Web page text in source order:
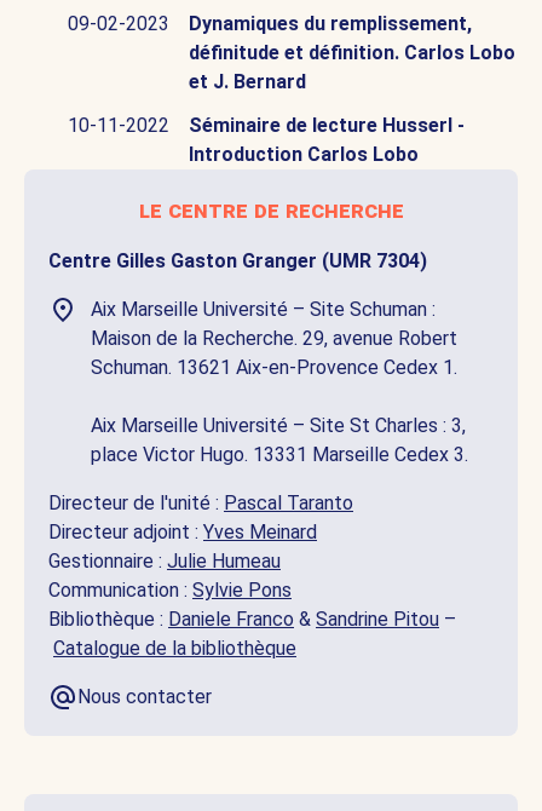
09-02-2023
Dynamiques du remplissement,
définitude et définition. Carlos Lobo
et J. Bernard
10-11-2022
Séminaire de lecture Husserl -
Introduction Carlos Lobo
le centre de recherche
Centre Gilles Gaston Granger (UMR 7304)
Aix Marseille Université – Site Schuman :
Maison de la Recherche. 29, avenue Robert
Schuman. 13621 Aix-en-Provence Cedex 1.
Aix Marseille Université – Site St Charles : 3,
place Victor Hugo. 13331 Marseille Cedex 3.
Directeur de l'unité : Pascal Taranto
Directeur adjoint : Yves Meinard
Gestionnaire : Julie Humeau
Communication : Sylvie Pons
Bibliothèque : Daniele Franco & Sandrine Pitou –
Catalogue de la bibliothèque
Nous contacter